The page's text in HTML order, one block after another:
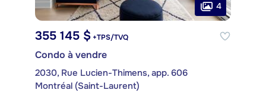
4
355 145 $ +TPS/TVQ
Condo à vendre
2030, Rue Lucien-Thimens, app. 606
Montréal (Saint-Laurent)